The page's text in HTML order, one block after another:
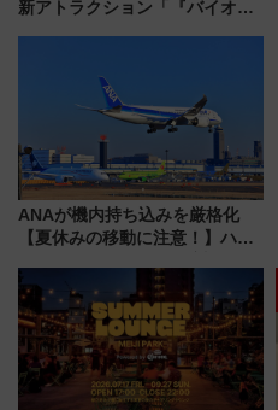
新アトラクション「『バイオハ
怖に泣き叫べ―
ANAが機内持ち込みを厳格化
【夏休みの移動に注意！】ハン
「身の回り品」新サイズ制限
(40×30×20cm)おさらい